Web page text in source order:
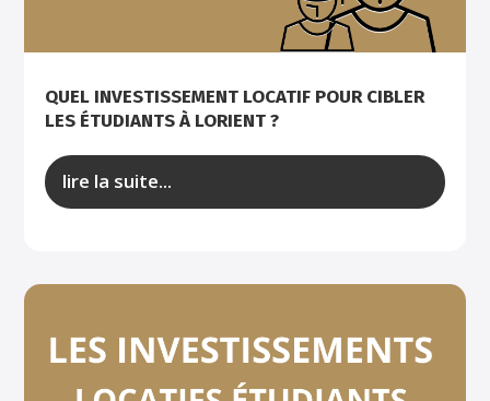
QUEL INVESTISSEMENT LOCATIF POUR CIBLER
LES ÉTUDIANTS À LORIENT ?
lire la suite...